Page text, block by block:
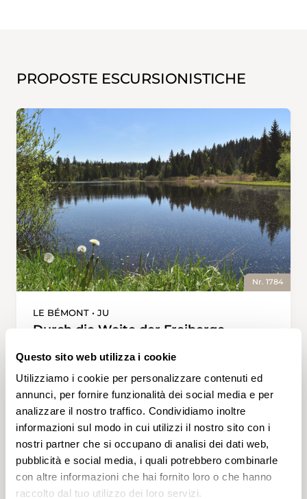
Questo sito web utilizza i cookie
Utilizziamo i cookie per personalizzare contenuti ed
annunci, per fornire funzionalità dei social media e per
analizzare il nostro traffico. Condividiamo inoltre
informazioni sul modo in cui utilizzi il nostro sito con i
nostri partner che si occupano di analisi dei dati web,
pubblicità e social media, i quali potrebbero combinarle
con altre informazioni che hai fornito loro o che hanno
raccolto dal tuo utilizzo dei loro servizi.
PROPOSTE ESCURSIONISTICHE
Nr. 1784
LE BÉMONT • JU
Durch die Weite der Freiberge
Die befreiende Weite und die grünen Hügel
förmlich, sobald sie die Hauptstrasse in Le
Bémont verlassen haben. Die liebliche, ruhige
Gegend versprüht Kraft, das Zirpen der Grillen
hat schon fast eine meditative Wirkung. Das
lässt gar die Wegabschnitte auf Hartbelag
verzeihen. Die Rundwanderung führt über
abgelegene Weiler nach Montfaucon und nach
einem kulinarischen Stopp via Hochmoorsee
3 h 20 min 13,1 km Media